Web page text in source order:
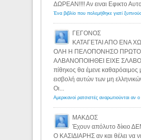
ΔΩΡΕΑΝ!!!! Αν ειναι Εφικτο
ΓΕΓΟΝΟΣ
ΚΑΤΑΓΕΤΑΙ ΑΠΟ ΕΝΑ
ΟΛΗ Η ΠΕΛΟΠΟΝΗΣΟ
ΑΛΒΑΝΟΠΟΙΗΘΕΙ ΕΙΧΕ
πίθηκος θα έμενε καθαρόαιμος
εισβολή αυτών των μη
Οι...
ΜΑΚΔΟΣ
Έχουν απόλυτο δίκιο
Ο ΚΑΣΙΔΙΑΡΗΣ αν και θέλει να